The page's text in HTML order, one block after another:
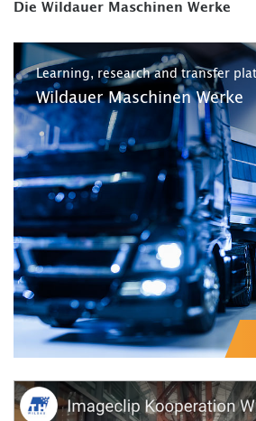
Die Wildauer Maschinen Werke
Learning, research and transfer
Wildauer Maschinen Werke